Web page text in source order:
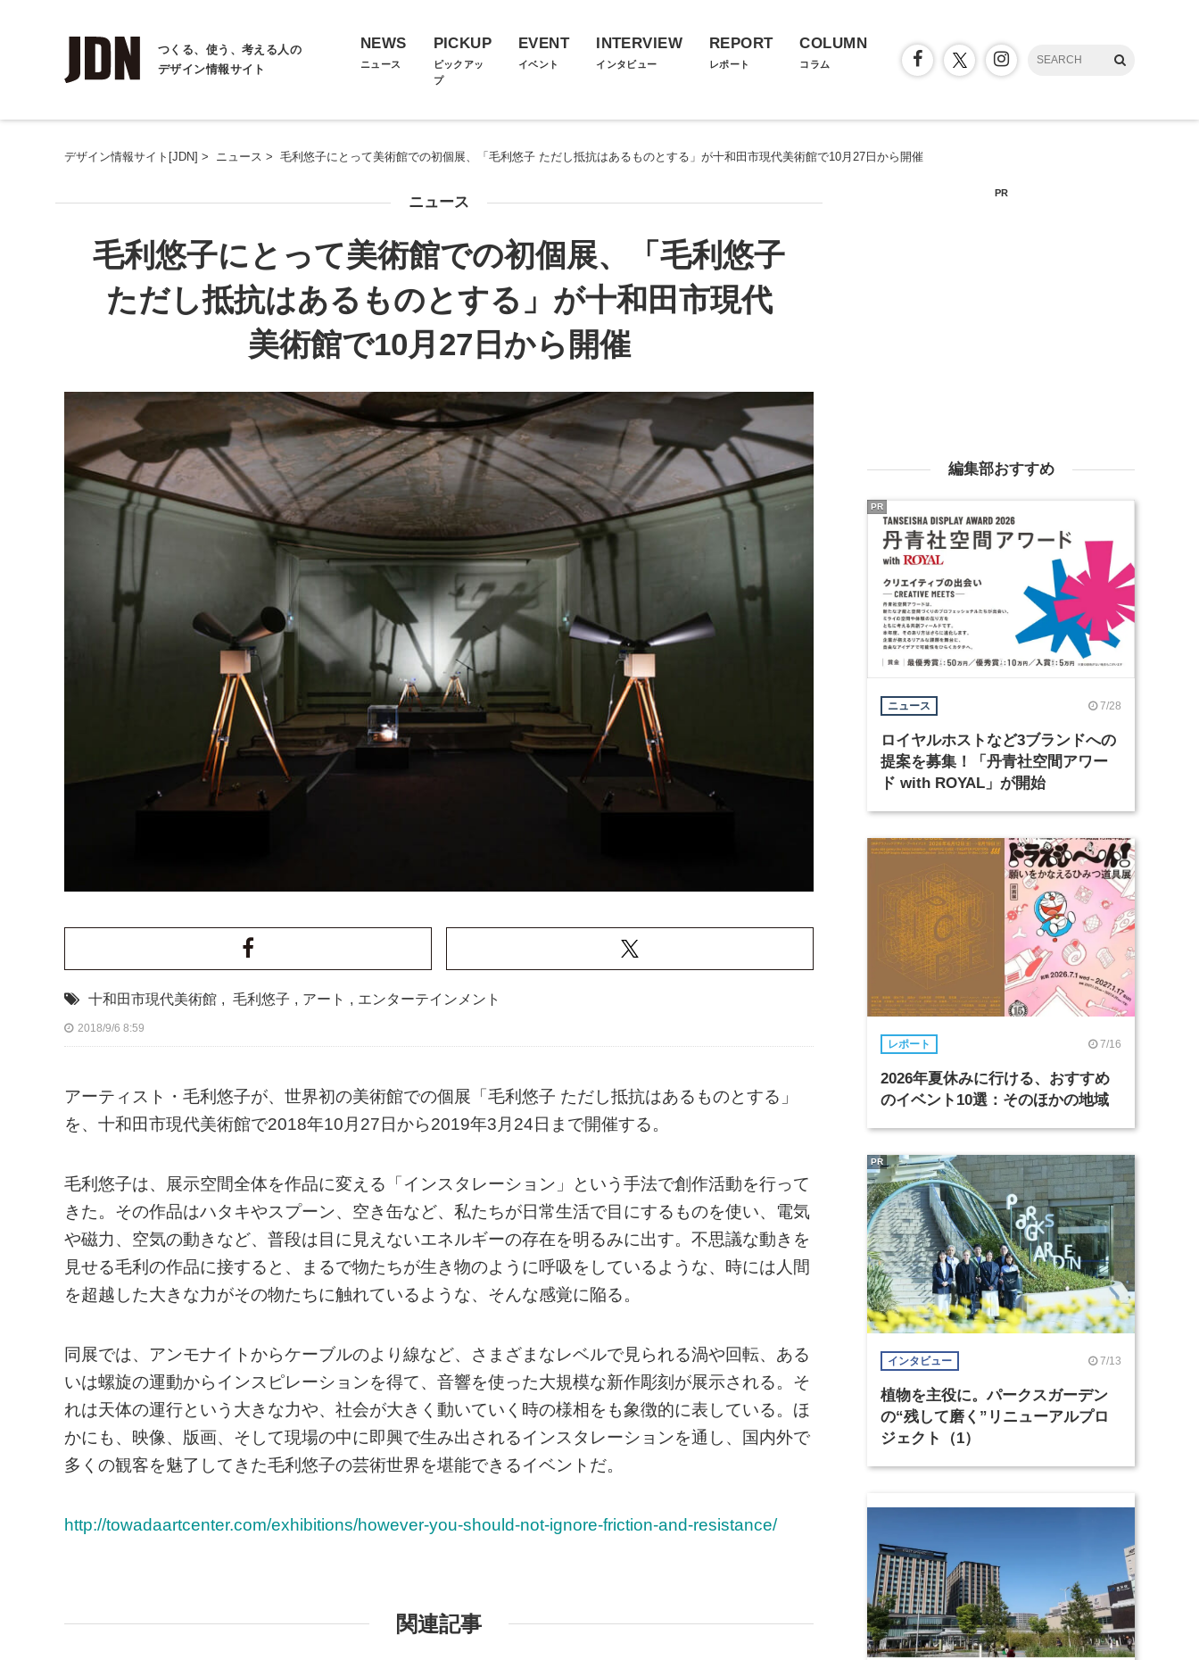
つくる、使う、考える人の
デザイン情報サイト
NEWS
ニュース
PICKUP
ピックアッ
プ
EVENT
イベント
INTERVIEW
インタビュー
REPORT
レポート
COLUMN
コラム
デザイン情報サイト[JDN] > ニュース > 毛利悠子にとって美術館での初個展、「毛利悠子 ただし抵抗はあるものとする」が十和田市現代美術館で10月27日から開催
ニュース
毛利悠子にとって美術館での初個展、「毛利悠子
ただし抵抗はあるものとする」が十和田市現代
美術館で10月27日から開催
十和田市現代美術館 , 毛利悠子 , アート , エンターテインメント
2018/9/6 8:59
アーティスト・毛利悠子が、世界初の美術館での個展「毛利悠子 ただし抵抗はあるものとする」
を、十和田市現代美術館で2018年10月27日から2019年3月24日まで開催する。
毛利悠子は、展示空間全体を作品に変える「インスタレーション」という手法で創作活動を行って
きた。その作品はハタキやスプーン、空き缶など、私たちが日常生活で目にするものを使い、電気
や磁力、空気の動きなど、普段は目に見えないエネルギーの存在を明るみに出す。不思議な動きを
見せる毛利の作品に接すると、まるで物たちが生き物のように呼吸をしているような、時には人間
を超越した大きな力がその物たちに触れているような、そんな感覚に陥る。
同展では、アンモナイトからケーブルのより線など、さまざまなレベルで見られる渦や回転、ある
いは螺旋の運動からインスピレーションを得て、音響を使った大規模な新作彫刻が展示される。そ
れは天体の運行という大きな力や、社会が大きく動いていく時の様相をも象徴的に表している。ほ
かにも、映像、版画、そして現場の中に即興で生み出されるインスタレーションを通し、国内外で
多くの観客を魅了してきた毛利悠子の芸術世界を堪能できるイベントだ。
http://towadaartcenter.com/exhibitions/however-you-should-not-ignore-friction-and-resistance/
関連記事
PR
編集部おすすめ
ニュース 7/28
ロイヤルホストなど3ブランドへの
提案を募集！「丹青社空間アワー
ド with ROYAL」が開始
PR
レポート 7/16
2026年夏休みに行ける、おすすめ
のイベント10選：そのほかの地域
インタビュー 7/13
植物を主役に。パークスガーデン
の“残して磨く”リニューアルプロ
ジェクト（1）
PR